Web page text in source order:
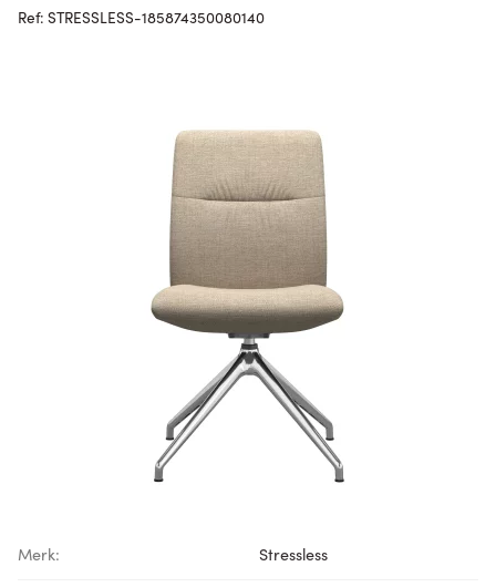
Ref: STRESSLESS-185874350080140
Merk: Stressless